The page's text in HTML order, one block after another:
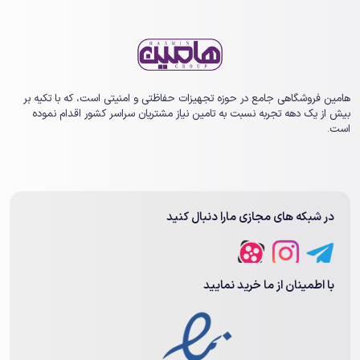
هامین فروشگاهی جامع در حوزه تجهیزات حفاظتی و امنیتی است، که با تکیه بر
بیش از یک ‏دهه تجربه نسبت به تامین نیاز مشتریان سراسر کشور اقدام نموده
است.
در شبکه های مجازی مارا دنبال کنید
با اطمینان از ما خرید نمایید